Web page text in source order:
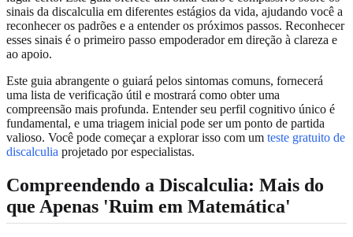
sinais da discalculia em diferentes estágios da vida, ajudando você a
reconhecer os padrões e a entender os próximos passos. Reconhecer
esses sinais é o primeiro passo empoderador em direção à clareza e
ao apoio.
Este guia abrangente o guiará pelos sintomas comuns, fornecerá
uma lista de verificação útil e mostrará como obter uma
compreensão mais profunda. Entender seu perfil cognitivo único é
fundamental, e uma triagem inicial pode ser um ponto de partida
valioso. Você pode começar a explorar isso com um teste gratuito de
discalculia projetado por especialistas.
Compreendendo a Discalculia: Mais do
que Apenas 'Ruim em Matemática'